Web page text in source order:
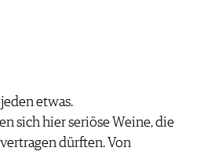
etwas.
sich hier seriöse Weine, die
dürften. Von